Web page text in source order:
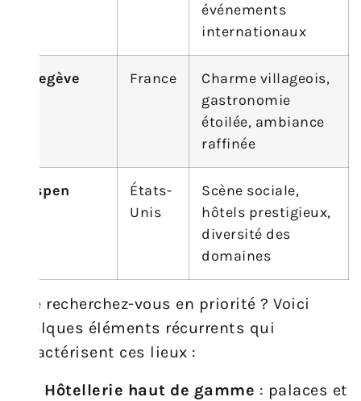
événements
internationaux
Megève France
Charme villageois,
gastronomie
étoilée, ambiance
raffinée
Aspen
États-
Unis
Scène sociale,
hôtels prestigieux,
diversité des
domaines
Que recherchez-vous en priorité ? Voici
quelques éléments récurrents qui
caractérisent ces lieux :
Hôtellerie haut de gamme : palaces et